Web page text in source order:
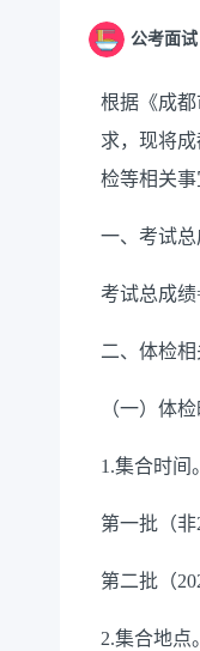
公考面试
根据《成
求，现将
检等相关事
一、 考试
考试总成绩
二、体检相
（一）体
1.集合时间。
第一批（非
第二批（
2.集合地点。